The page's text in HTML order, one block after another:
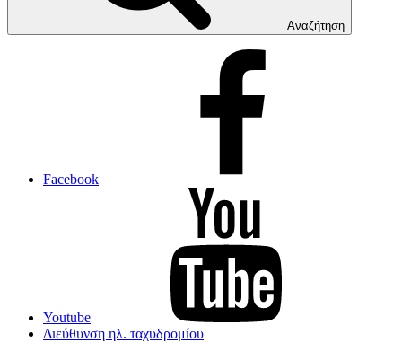
Αναζήτηση
Facebook
Youtube
Διεύθυνση ηλ. ταχυδρομίου